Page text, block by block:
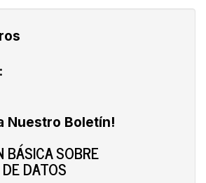
Nuestro Boletín!
BÁSICA SOBRE
DATOS